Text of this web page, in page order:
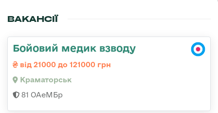
ВАКАНСІЇ
Бойовий медик взводу
від 21000 до 121000 грн
Краматорськ
81 ОАеМБр